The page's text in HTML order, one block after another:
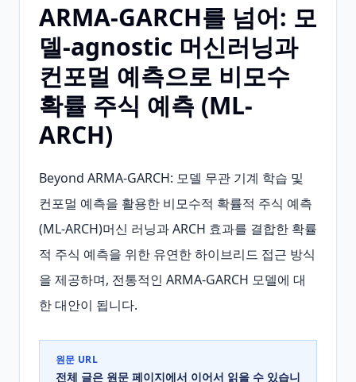
ARMA-GARCH를 넘어: 모
델-agnostic 머신러닝과
컨포멀 예측으로 비모수
확률 주식 예측 (ML-
ARCH)
Beyond ARMA-GARCH: 모델 무관 기계 학습 및
컨포멀 예측을 활용한 비모수적 확률적 주식 예측
(ML-ARCH)머신 러닝과 ARCH 효과를 결합한 확률
적 주식 예측을 위한 유연한 하이브리드 접근 방식
을 제공하며, 전통적인 ARMA‑GARCH 모델에 대
한 대안이 됩니다.
원문 URL
전체 글은 원문 페이지에서 이어서 읽을 수 있습니